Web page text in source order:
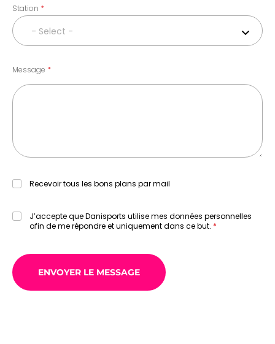
Station
- Select -
Message
Recevoir tous les bons plans par mail
J’accepte que Danisports utilise mes données personnelles
afin de me répondre et uniquement dans ce but.